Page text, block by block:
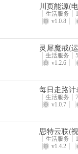
川页能源(
生活服务
v1.0.8
灵犀魔戒(
生活服务
v1.2.6
每日走路
生活服务
v1.0.7
思特云联(
生活服务
v1.4.2